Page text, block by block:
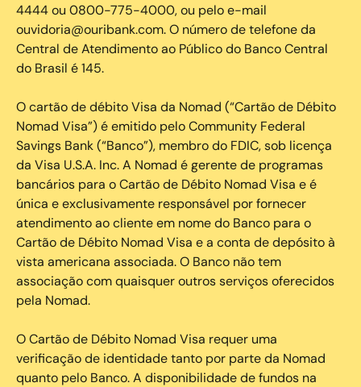
4444 ou 0800-775-4000, ou pelo e-mail
ouvidoria@ouribank.com. O número de telefone da
Central de Atendimento ao Público do Banco Central
do Brasil é 145.
O cartão de débito Visa da Nomad (“Cartão de Débito
Nomad Visa”) é emitido pelo Community Federal
Savings Bank (“Banco”), membro do FDIC, sob licença
da Visa U.S.A. Inc. A Nomad é gerente de programas
bancários para o Cartão de Débito Nomad Visa e é
única e exclusivamente responsável por fornecer
atendimento ao cliente em nome do Banco para o
Cartão de Débito Nomad Visa e a conta de depósito à
vista americana associada. O Banco não tem
associação com quaisquer outros serviços oferecidos
pela Nomad.
O Cartão de Débito Nomad Visa requer uma
verificação de identidade tanto por parte da Nomad
quanto pelo Banco. A disponibilidade de fundos na